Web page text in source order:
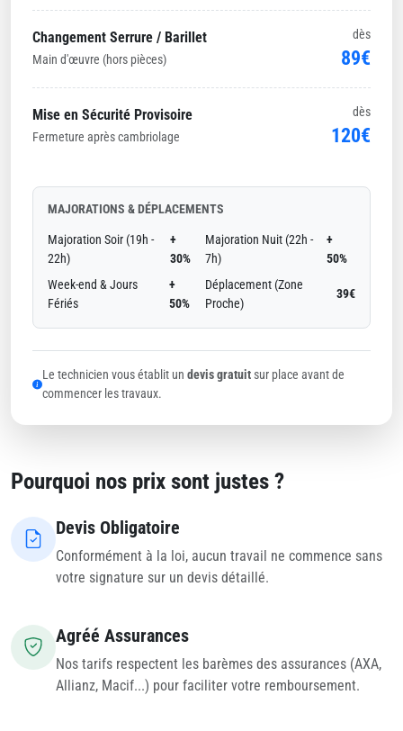
Changement Serrure / Barillet
Main d'œuvre (hors pièces)
dès
89€
Mise en Sécurité Provisoire
Fermeture après cambriolage
dès
120€
MAJORATIONS & DÉPLACEMENTS
Majoration Soir (19h -
22h)
+
30%
Majoration Nuit (22h -
7h)
+
50%
Week-end & Jours
Fériés
+
50%
Déplacement (Zone
Proche)
39€
Le technicien vous établit un devis gratuitsur place avant de
commencer les travaux.
Pourquoi nos prix sont justes ?
Devis Obligatoire
Conformément à la loi, aucun travail ne commence sans
votre signature sur un devis détaillé.
Agréé Assurances
Nos tarifs respectent les barèmes des assurances (AXA,
Allianz, Macif...) pour faciliter votre remboursement.